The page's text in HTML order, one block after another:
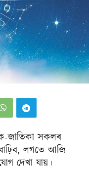
জাতিকা সকলৰ
লগতে আজি
দেখা যায়।